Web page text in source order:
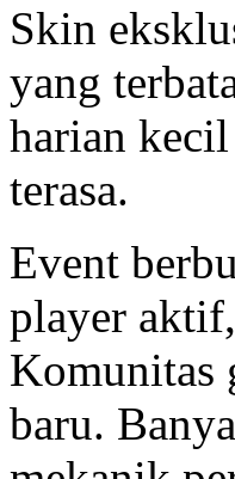
Skin
yang
harian
terasa.
Event
player
Komunitas
baru.